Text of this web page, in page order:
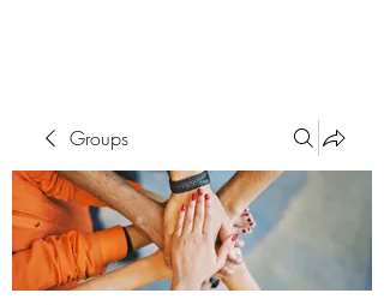
Groups